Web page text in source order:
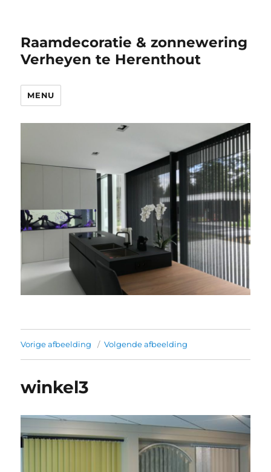
Raamdecoratie & zonnewering
Verheyen te Herenthout
MENU
Vorige afbeelding Volgende afbeelding
winkel3